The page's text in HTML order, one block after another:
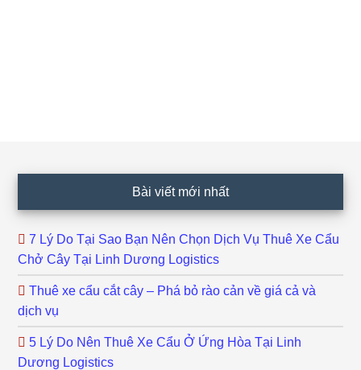
Bài viết mới nhất
7 Lý Do Tại Sao Bạn Nên Chọn Dịch Vụ Thuê Xe Cẩu
Chở Cây Tại Linh Dương Logistics
Thuê xe cẩu cắt cây – Phá bỏ rào cản về giá cả và
dịch vụ
5 Lý Do Nên Thuê Xe Cẩu Ở Ứng Hòa Tại Linh
Dương Logistics